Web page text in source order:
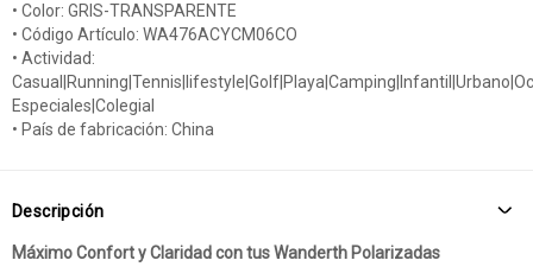
• Color: GRIS-TRANSPARENTE
• Código Artículo: WA476ACYCM06CO
• Actividad:
Especiales|Colegial
• País de fabricación: China
Descripción
Máximo Confort y Claridad con tus Wanderth Polarizadas